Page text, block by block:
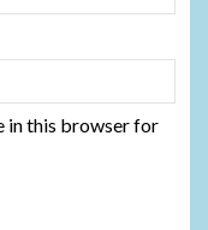
in this browser for